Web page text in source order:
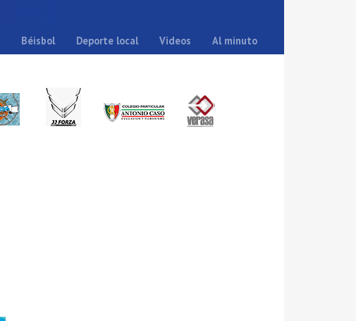
Béisbol Deporte local Videos Al minuto